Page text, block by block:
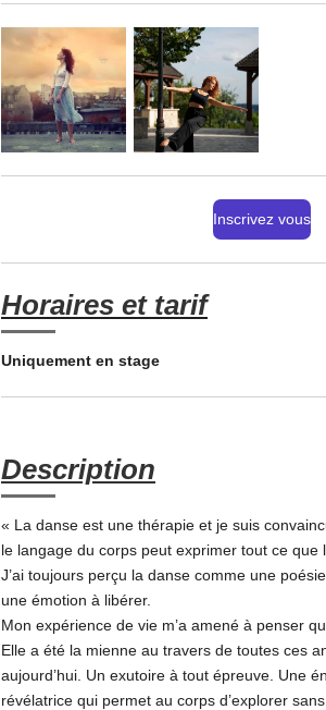
Inscrivez vous
Horaires et tarif
Uniquement en stage
Description
« La danse est une thérapie et je suis
le langage du corps peut exprimer tout ce
J’ai toujours perçu la danse comme une
une émotion à libérer.
Mon expérience de vie m’a amené à penser
Elle a été la mienne au travers de toutes ces
aujourd’hui. Un exutoire à tout épreuve. Une
révélatrice qui permet au corps d’explorer